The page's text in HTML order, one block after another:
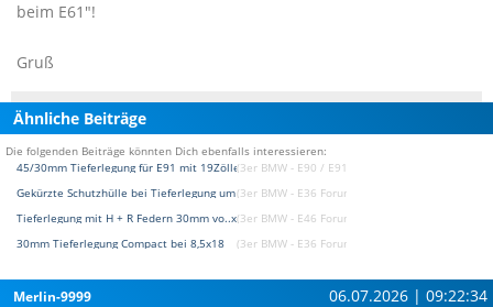
beim E61"!
Gruß
Ähnliche Beiträge
Die folgenden Beiträge könnten Dich ebenfalls interessieren:
45/30mm Tieferlegung für E91 mit 19Zöller?(3er BMW - E90 / E91 / E92 / E93 Forum)
Gekürzte Schutzhülle bei Tieferlegung um ca. 30mm(3er BMW - E36 Forum)
Tieferlegung mit H + R Federn 30mm vo..x 20mm hi.(3er BMW - E46 Forum)
30mm Tieferlegung Compact bei 8,5x18
(3er BMW - E36 Forum)
Merlin-9999 06.07.2026 | 09:22:34